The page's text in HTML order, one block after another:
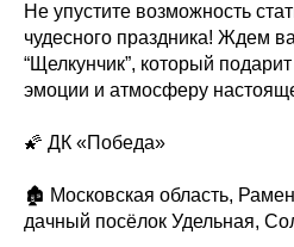
Не упустите возможность
чудесного праздника! Ждем
“Щелкунчик”, который
эмоции и атмосферу
🌠 ДК «Победа»
🏚 Московская область,
дачный посёлок Удельная,